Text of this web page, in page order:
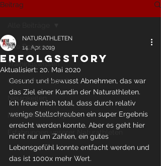
Beitrag
Alle Beiträge
Trainingswissen
Gesundheitsreport
Naturathleten- Spots
Erfahrungen unserer Naturathleten
Erfolgsstory
NATURATHLETEN
14. Apr. 2019
Aktualisiert: 20. Mai 2020
Gesund und bewusst Abnehmen, das war
das Ziel einer Kundin der Naturathleten.
Ich freue mich total, dass durch relativ
wenige Stellschrauben ein super Ergebnis
erreicht werden konnte. Aber es geht hier
nicht nur um Zahlen, ein gutes
Lebensgefühl konnte entfacht werden und
das ist 1000x mehr Wert.